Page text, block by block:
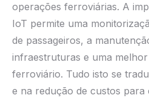
operações ferroviárias. A
IoT permite uma
de passageiros, a
infraestruturas e uma
ferroviário. Tudo isto se
e na redução de custos para